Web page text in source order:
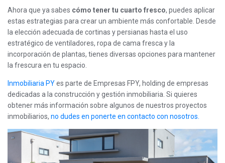
Ahora que ya sabes cómo tener tu cuarto fresco, puedes aplicar
estas estrategias para crear un ambiente más confortable. Desde
la elección adecuada de cortinas y persianas hasta el uso
estratégico de ventiladores, ropa de cama fresca y la
incorporación de plantas, tienes diversas opciones para mantener
la frescura en tu espacio.
Inmobiliaria PYes parte de Empresas FPY, holding de empresas
dedicadas a la construcción y gestión inmobiliaria. Si quieres
obtener más información sobre algunos de nuestros proyectos
inmobiliarios, no dudes en ponerte en contacto con nosotros.